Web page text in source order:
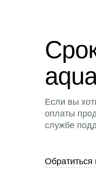
Если вы
оплаты
службе